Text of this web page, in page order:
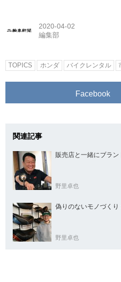
2020-04-02
編集部
TOPICS ホンダ バイクレンタル
Facebook
関連記事
販売店と一緒にブラン
野里卓也
偽りのないモノづくり
野里卓也